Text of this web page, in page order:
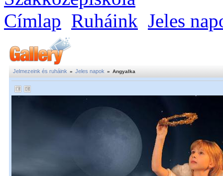
Címlap Ruháink Jeles
Jelmezeink és ruháink » Jeles napok » Angyalka